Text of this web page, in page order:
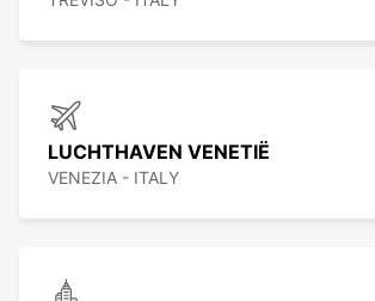
LUCHTHAVEN VENETIË
VENEZIA - ITALY